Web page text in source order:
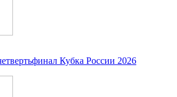
Кубка России 2026